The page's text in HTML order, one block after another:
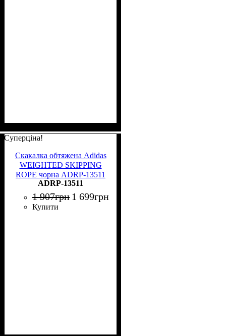
Суперціна!
Скакалка обтяжена Adidas
WEIGHTED SKIPPING
ROPE чорна ADRP-13511
ADRP-13511
1 907грн 1 699грн
Купити